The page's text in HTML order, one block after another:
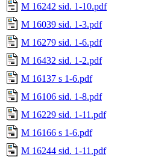
M 16242 sid. 1-10.pdf
M 16039 sid. 1-3.pdf
M 16279 sid. 1-6.pdf
M 16432 sid. 1-2.pdf
M 16137 s 1-6.pdf
M 16106 sid. 1-8.pdf
M 16229 sid. 1-11.pdf
M 16166 s 1-6.pdf
M 16244 sid. 1-11.pdf